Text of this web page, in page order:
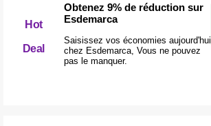
Hot
Deal
Obtenez 9% de réduction sur
Esdemarca
Saisissez vos économies aujourd'hui
chez Esdemarca, Vous ne pouvez
pas le manquer.